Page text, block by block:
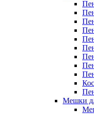
Мешки